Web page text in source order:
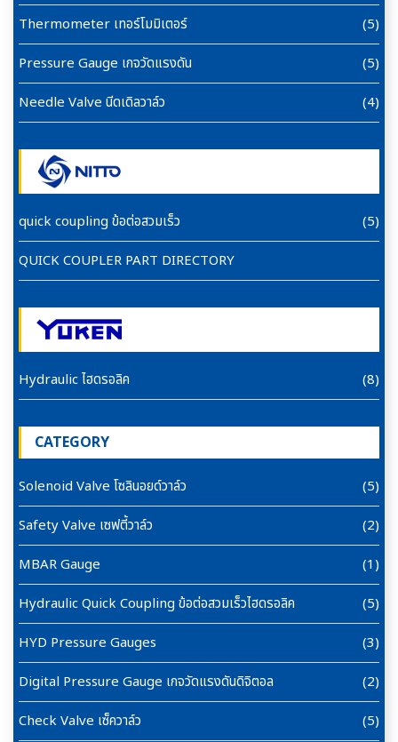
Thermometer เทอร์โมมิเตอร์
(5)
Pressure Gauge เกจวัดแรงดัน
(5)
Needle Valve นีดเดิลวาล์ว
(4)
quick coupling ข้อต่อสวมเร็ว
(5)
QUICK COUPLER PART DIRECTORY
Hydraulic ไฮดรอลิค (8)
CATEGORY
Solenoid Valve โซลินอยด์วาล์ว
(5)
Safety Valve เซฟตี้วาล์ว
(2)
MBAR Gauge
(1)
Hydraulic Quick Coupling ข้อต่อสวมเร็วไฮดรอลิค
(5)
HYD Pressure Gauges
(3)
Digital Pressure Gauge เกจวัดแรงดันดิจิตอล
(2)
Check Valve เซ็ควาล์ว
(5)